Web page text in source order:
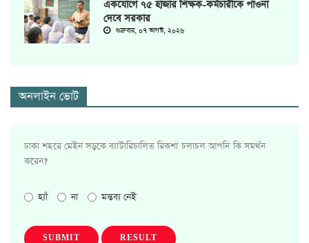
একযোগে ৭৫ হাজার শিক্ষক-কর্মচারীকে পাওনা
দেবে সরকার
শুক্রবার, ০৭ আগস্ট, ২০২৬
অনলাইন ভোট
ঢাকা শহরে মেইন সড়কে ব্যাটারিচালিত রিকশা চলাচল আপনি কি সমর্থন
করেন?
হ্যাঁ না মন্তব্য নেই
SUBMIT RESULT